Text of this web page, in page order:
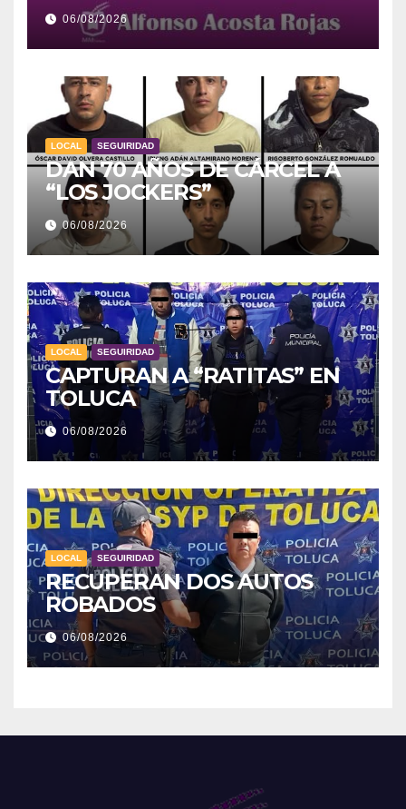
06/08/2026
LOCAL SEGUIRIDAD
DAN 70 AÑOS DE CÁRCEL A
“LOS JOCKERS”
06/08/2026
LOCAL SEGUIRIDAD
CAPTURAN A “RATITAS” EN
TOLUCA
06/08/2026
LOCAL SEGUIRIDAD
RECUPERAN DOS AUTOS
ROBADOS
06/08/2026